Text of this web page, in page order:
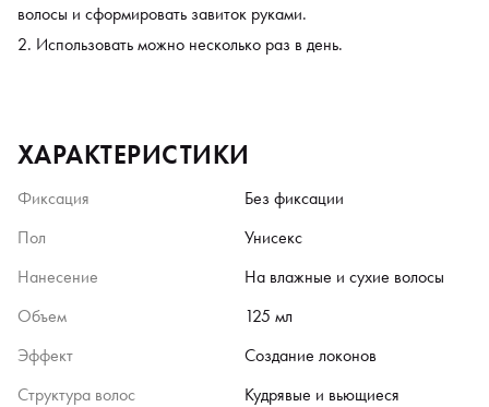
волосы и сформировать завиток руками.
Использовать можно несколько раз в день.
ХАРАКТЕРИСТИКИ
Фиксация
Без фиксации
Пол
Унисекс
Нанесение
На влажные и сухие волосы
Объем
125 мл
Эффект
Создание локонов
Структура волос
Кудрявые и вьющиеся